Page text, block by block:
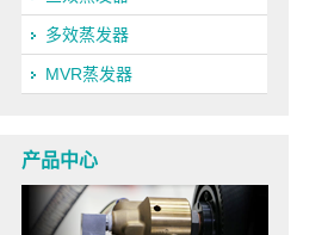
多效蒸发器
MVR蒸发器
产品中心